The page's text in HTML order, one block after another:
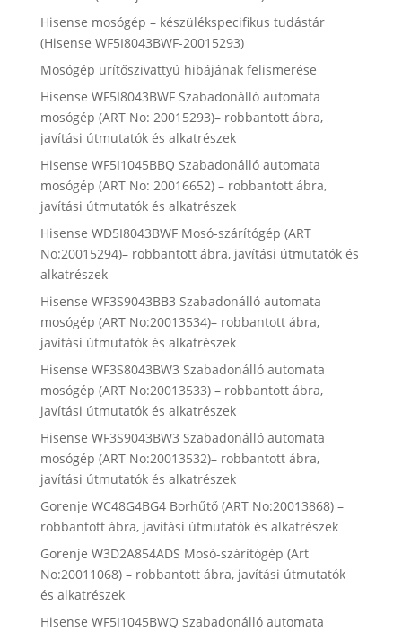
Hisense mosógép – készülékspecifikus tudástár
(Hisense WF5I8043BWF-20015293)
Mosógép ürítőszivattyú hibájának felismerése
Hisense WF5I8043BWF Szabadonálló automata
mosógép (ART No: 20015293)– robbantott ábra,
javítási útmutatók és alkatrészek
Hisense WF5I1045BBQ Szabadonálló automata
mosógép (ART No: 20016652) – robbantott ábra,
javítási útmutatók és alkatrészek
Hisense WD5I8043BWF Mosó-szárítógép (ART
No:20015294)– robbantott ábra, javítási útmutatók és
alkatrészek
Hisense WF3S9043BB3 Szabadonálló automata
mosógép (ART No:20013534)– robbantott ábra,
javítási útmutatók és alkatrészek
Hisense WF3S8043BW3 Szabadonálló automata
mosógép (ART No:20013533) – robbantott ábra,
javítási útmutatók és alkatrészek
Hisense WF3S9043BW3 Szabadonálló automata
mosógép (ART No:20013532)– robbantott ábra,
javítási útmutatók és alkatrészek
Gorenje WC48G4BG4 Borhűtő (ART No:20013868) –
robbantott ábra, javítási útmutatók és alkatrészek
Gorenje W3D2A854ADS Mosó-szárítógép (Art
No:20011068) – robbantott ábra, javítási útmutatók
és alkatrészek
Hisense WF5I1045BWQ Szabadonálló automata